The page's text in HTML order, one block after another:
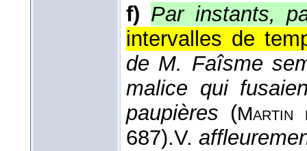
f) Par instants,
intervalles de
de M. Faîsme
malice qui
paupières (Martin
687).V.